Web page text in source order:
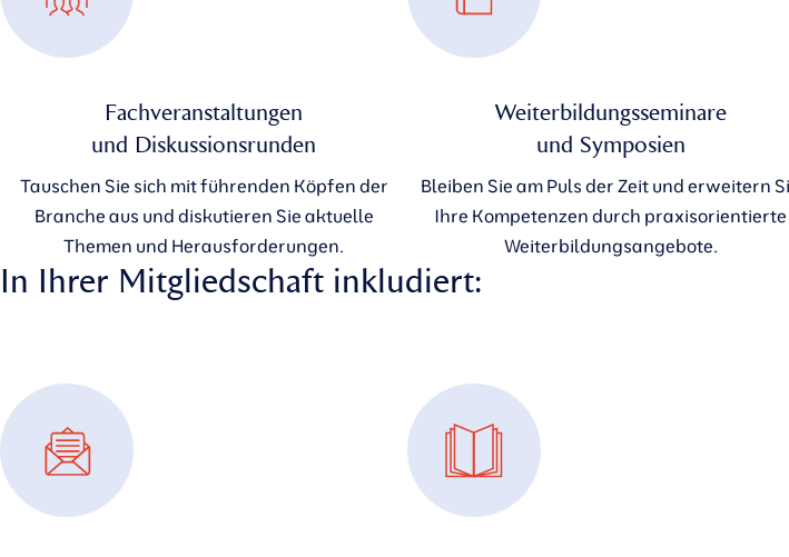
Fachveranstaltungen
und Diskussionsrunden
Tauschen Sie sich mit führenden Köpfen der
Branche aus und diskutieren Sie aktuelle
Themen und Herausforderungen.
Weiterbildungsseminare
und Symposien
Bleiben Sie am Puls der Zeit und erweitern
Ihre Kompetenzen durch praxisorientierte
Weiterbildungsangebote.
In Ihrer Mitgliedschaft inkludiert: